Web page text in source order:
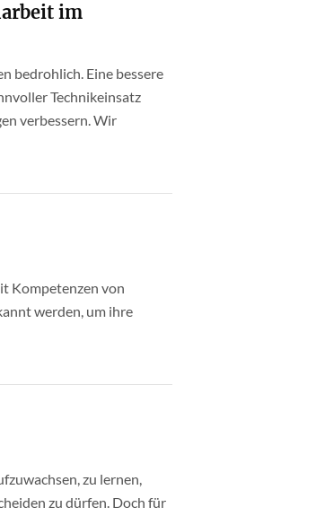
im
bedrohlich. Eine bessere
Technikeinsatz
verbessern. Wir
Kompetenzen von
werden, um ihre
zu lernen,
zu dürfen. Doch für